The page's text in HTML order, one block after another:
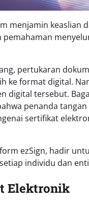
menjamin keaslian
pemahaman
pertukaran
ke format digital.
digital tersebut.
penanda
sertifikat
ezSign, hadir
individu dan
Elektronik